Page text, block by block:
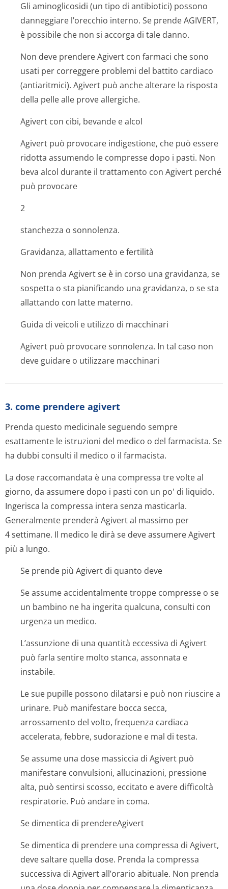
Gli aminoglicosidi (un tipo di antibiotici) possono
danneggiare l’orecchio interno. Se prende AGIVERT,
è possibile che non si accorga di tale danno.
Non deve prendere Agivert con farmaci che sono
usati per correggere problemi del battito cardiaco
(antiaritmici). Agivert può anche alterare la risposta
della pelle alle prove allergiche.
Agivert con cibi, bevande e alcol
Agivert può provocare indigestione, che può essere
ridotta assumendo le compresse dopo i pasti. Non
beva alcol durante il trattamento con Agivert perché
può provocare
2
stanchezza o sonnolenza.
Gravidanza, allattamento e fertilità
Non prenda Agivert se è in corso una gravidanza, se
sospetta o sta pianificando una gravidanza, o se sta
allattando con latte materno.
Guida di veicoli e utilizzo di macchinari
Agivert può provocare sonnolenza. In tal caso non
deve guidare o utilizzare macchinari
3. come prendere agivert
Prenda questo medicinale seguendo sempre
esattamente le istruzioni del medico o del farmacista. Se
ha dubbi consulti il medico o il farmacista.
La dose raccomandata è una compressa tre volte al
giorno, da assumere dopo i pasti con un po' di liquido.
Ingerisca la compressa intera senza masticarla.
Generalmente prenderà Agivert al massimo per
4 settimane. Il medico le dirà se deve assumere Agivert
più a lungo.
Se prende più Agivert di quanto deve
Se assume accidentalmente troppe compresse o se
un bambino ne ha ingerita qualcuna, consulti con
urgenza un medico.
L’assunzione di una quantità eccessiva di Agivert
può farla sentire molto stanca, assonnata e
instabile.
Le sue pupille possono dilatarsi e può non riuscire a
urinare. Può manifestare bocca secca,
arrossamento del volto, frequenza cardiaca
accelerata, febbre, sudorazione e mal di testa.
Se assume una dose massiccia di Agivert può
manifestare convulsioni, allucinazioni, pressione
alta, può sentirsi scosso, eccitato e avere difficoltà
respiratorie. Può andare in coma.
Se dimentica di prendereAgivert
Se dimentica di prendere una compressa di Agivert,
deve saltare quella dose. Prenda la compressa
successiva di Agivert all’orario abituale. Non prenda